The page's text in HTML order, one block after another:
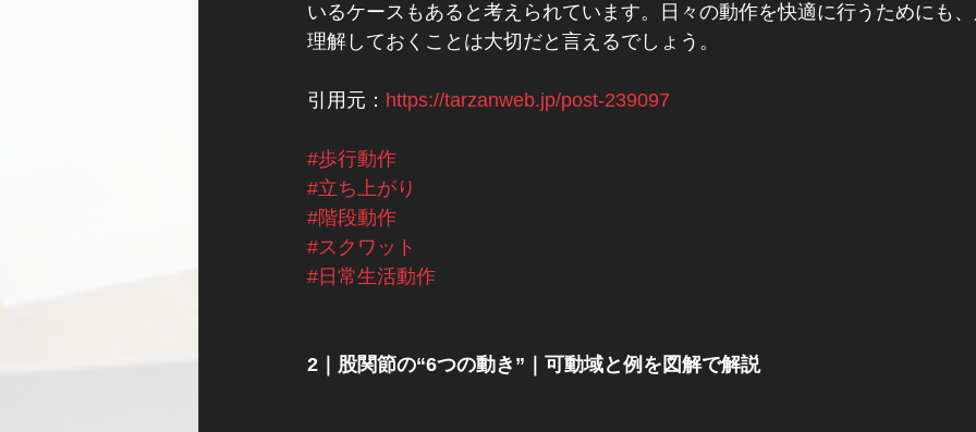
いるケースもあると考えられています。日々の動作を快適に行うためにも
理解しておくことは大切だと言えるでしょう。
引用元： https://tarzanweb.jp/post-239097
#歩行動作
#立ち上がり
#階段動作
#スクワット
#日常生活動作
2｜股関節の“6つの動き”｜可動域と例を図解で解説